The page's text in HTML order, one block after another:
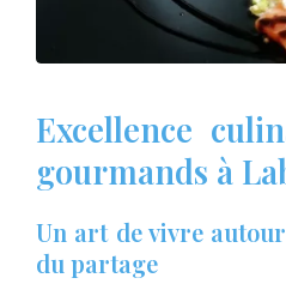
Excellence
gourmands à
Un art de vivre
du partage